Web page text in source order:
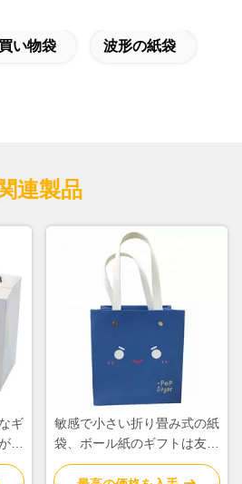
い物袋 波形の紙袋
連製品
ギ
付
敏感で小さい折り畳み式の紙
袋、ボール紙のギフトは友好
的なEcoを袋に入れます